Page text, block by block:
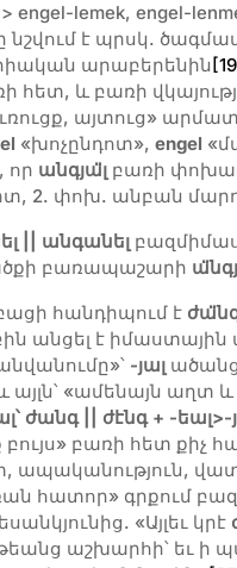
engel-lemek, engel-
է պրսկ.
արաբերենին
հետ, և բառի
այտուց»
«խոչընդոտ», engel
որ անգյալ բառի
2. փոխ. անբան
|| անգանել
բառապաշարի ա
հանդիպում է ժա
անցել է իմաստային
-յալ
այլն՝ «ամենայն աղտ
ժանգ || ժէնգ + -եալ>-
բառի հետ քիչ
ապականություն,
հատոր» գրքում
«Այլեւ կրէ
աշխարհի՝ եւ